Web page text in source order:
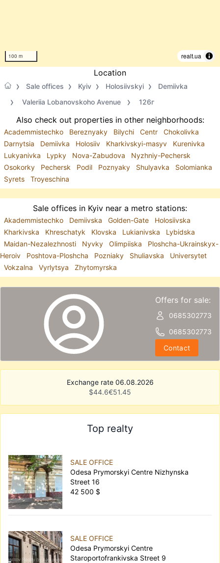
100 m realt.ua
Location
Sale offices Kyiv Holosiivskyi
Demiivka
Valeriia Lobanovskoho Avenue
126г
Also check out properties in other neighborhoods:
Academmistechko Bereznyaky Bilychi Centr
Chokolivka
Darnytsia
Demiivka Holosiiv Kharkivskyi-masyv
Kurenivka
Lukyanivka
Lypky Nova-Zabudova
Nyzhniy-Pechersk
Osokorky
Pechersk Podil Poznyaky Shulyavka
Solomianka
Syrets
Troyeschina
Sale offices in Kyiv near a metro stations:
Akademmistechko Demiivska Golden-Gate
Holosiivska
Kharkivska
Khreschatyk Klovska Lukianivska
Lybidska
Maidan-Nezalezhnosti
Nyvky Olimpiiska
Ploshcha-Ukrainskyx-
Heroiv
Poshtova-Ploshcha Pozniaky Shuliavska
Universytet
Vokzalna
Vyrlytsya Zhytomyrska
Offers for sale:
0685302773
0685302773
Contact
Exchange rate 06.08.2026
$44.6€51.45
Top realty
SALE OFFICE
Odesa Prymorskyi Centre Nizhynska
Street 16
42 500 $
SALE OFFICE
Odesa Prymorskyi Centre
Staroportofrankivska Street 9